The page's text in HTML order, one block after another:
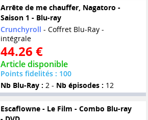
Arrête de me chauffer, Nagatoro -
Saison 1 - Blu-ray
Crunchyroll - Coffret Blu-Ray -
intégrale
44.26 €
Article disponible
Points fidelités : 100
Nb Blu-Ray : 2 - Nb épisodes : 12
Escaflowne - Le Film - Combo Blu-ray